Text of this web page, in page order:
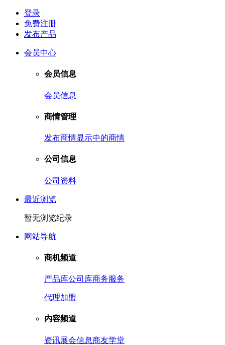
登录
免费注册
发布产品
会员中心
会员信息
会员信息
商情管理
发布商情显示中的商情
公司信息
公司资料
最近浏览
暂无浏览纪录
网站导航
商机频道
产品库公司库商务服务
代理加盟
内容频道
资讯展会信息商友学堂